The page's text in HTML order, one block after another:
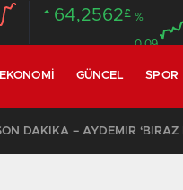
64,2562£ %
0.09
EKONOMI GÜNCEL SPOR